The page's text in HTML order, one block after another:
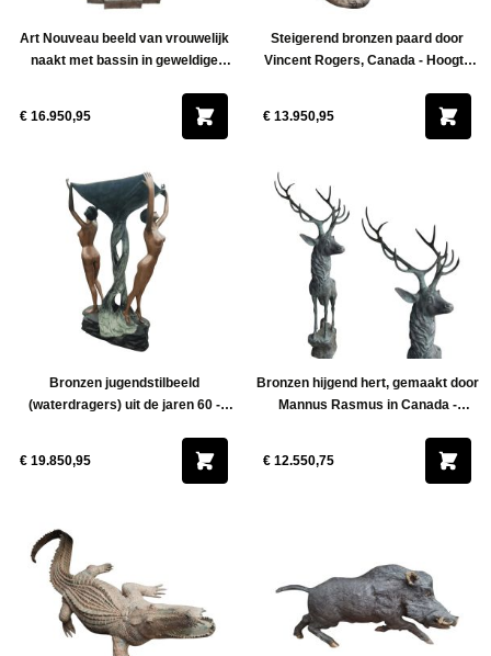
Art Nouveau beeld van vrouwelijk
naakt met bassin in geweldige
€ 16.950,95
Steigerend bronzen paard door
Vincent Rogers, Canada - Hoogte
€ 13.950,95
Bronzen jugendstilbeeld
(waterdragers) uit de jaren 60 -
€ 19.850,95
Bronzen hijgend hert, gemaakt door
Mannus Rasmus in Canada -
€ 12.550,75